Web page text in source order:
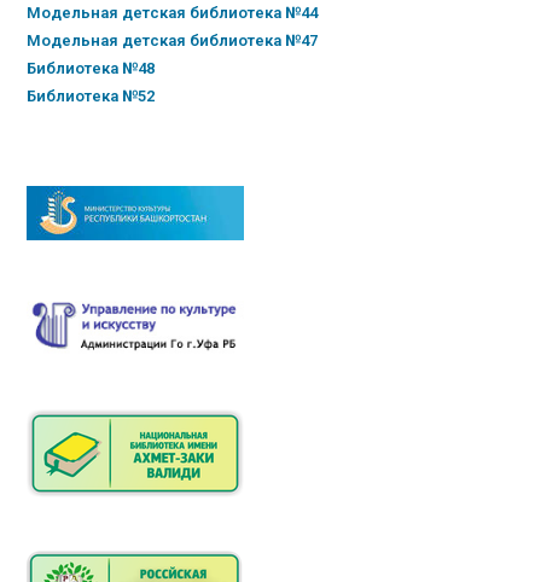
Модельная детская библиотека №44
Модельная детская библиотека №47
Библиотека №48
Библиотека №52